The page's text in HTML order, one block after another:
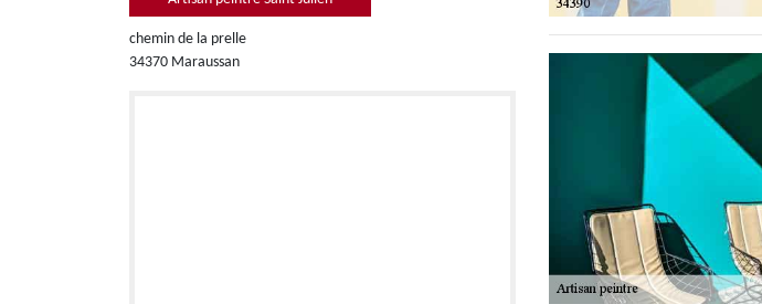
chemin de la prelle
34370 Maraussan